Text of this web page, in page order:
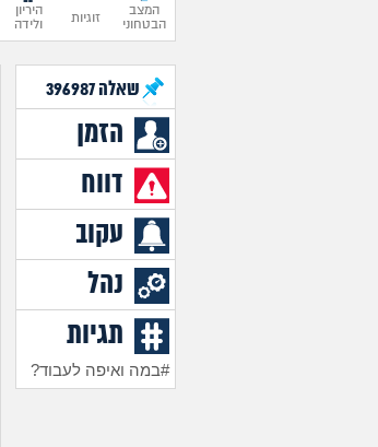
המצב
הבטחוני
זוגיות
היריון
ולידה
שאלה396987
הזמן
דווח
עקוב
נהל
תגיות
#במה ואיפה לעבוד?